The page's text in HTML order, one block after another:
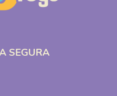
SEGURA